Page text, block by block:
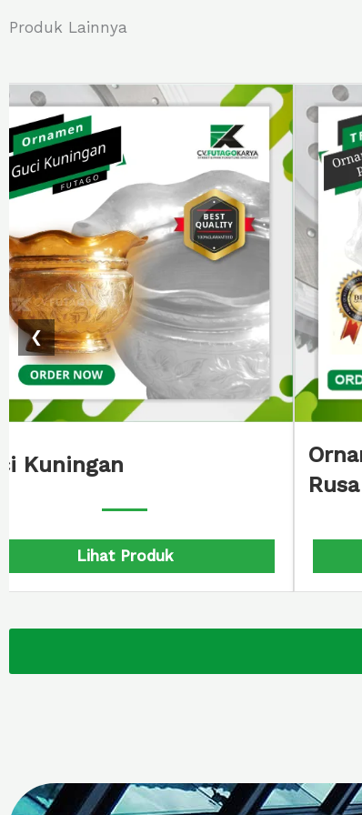
Produk Lainnya
❮
Umpak Tiang Pondasi Masjid
Ponorogo
Lihat Produk